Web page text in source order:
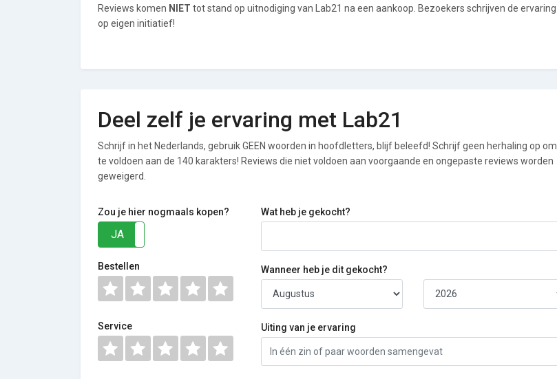
Reviews komen NIET tot stand op uitnodiging van Lab21 na een aankoop. Bezoekers schrijven de ervaring
op eigen initiatief!
Deel zelf je ervaring met Lab21
Schrijf in het Nederlands, gebruik GEEN woorden in hoofdletters, blijf beleefd! Schrijf geen herhaling op om
te voldoen aan de 140 karakters! Reviews die niet voldoen aan voorgaande en ongepaste reviews worden
geweigerd.
Zou je hier nogmaals kopen?
JA
Bestellen
Service
Wat heb je gekocht?
Wanneer heb je dit gekocht?
Uiting van je ervaring